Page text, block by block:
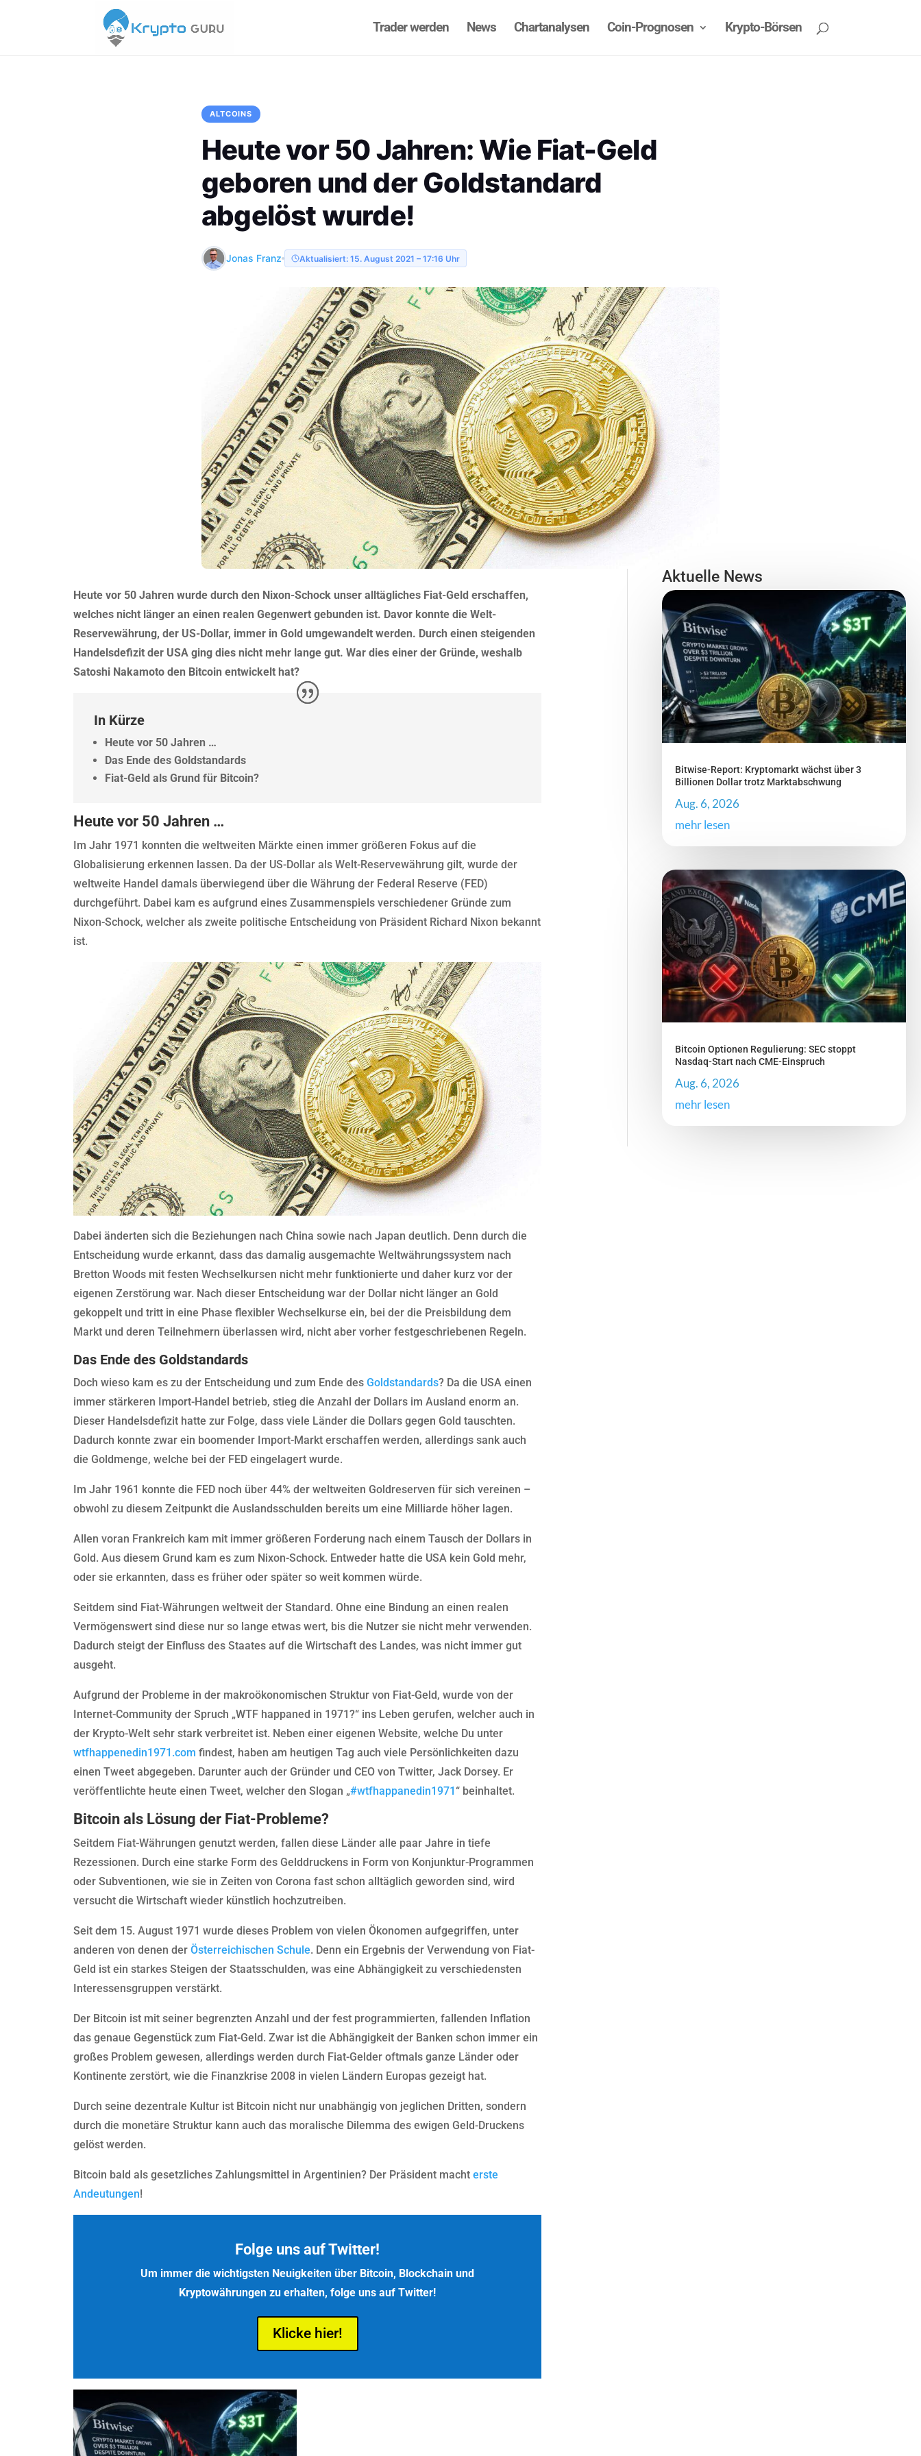
Trader werden News Chartanalysen Coin-Prognosen Krypto-Börsen
ALTCOINS
Heute vor 50 Jahren: Wie Fiat-Geld
geboren und der Goldstandard
abgelöst wurde!
Jonas Franz Aktualisiert: 15. August 2021 – 17:16 Uhr
Heute vor 50 Jahren wurde durch den Nixon-Schock unser alltägliches Fiat-Geld erschaffen,
welches nicht länger an einen realen Gegenwert gebunden ist. Davor konnte die Welt-
Reservewährung, der US-Dollar, immer in Gold umgewandelt werden. Durch einen steigenden
Handelsdefizit der USA ging dies nicht mehr lange gut. War dies einer der Gründe, weshalb
Satoshi Nakamoto den Bitcoin entwickelt hat?
In Kürze
Heute vor 50 Jahren …
Das Ende des Goldstandards
Fiat-Geld als Grund für Bitcoin?
Heute vor 50 Jahren …
Im Jahr 1971 konnten die weltweiten Märkte einen immer größeren Fokus auf die
Globalisierung erkennen lassen. Da der US-Dollar als Welt-Reservewährung gilt, wurde der
weltweite Handel damals überwiegend über die Währung der Federal Reserve (FED)
durchgeführt. Dabei kam es aufgrund eines Zusammenspiels verschiedener Gründe zum
Nixon-Schock, welcher als zweite politische Entscheidung von Präsident Richard Nixon bekannt
ist.
Dabei änderten sich die Beziehungen nach China sowie nach Japan deutlich. Denn durch die
Entscheidung wurde erkannt, dass das damalig ausgemachte Weltwährungssystem nach
Bretton Woods mit festen Wechselkursen nicht mehr funktionierte und daher kurz vor der
eigenen Zerstörung war. Nach dieser Entscheidung war der Dollar nicht länger an Gold
gekoppelt und tritt in eine Phase flexibler Wechselkurse ein, bei der die Preisbildung dem
Markt und deren Teilnehmern überlassen wird, nicht aber vorher festgeschriebenen Regeln.
Das Ende des Goldstandards
Doch wieso kam es zu der Entscheidung und zum Ende desGoldstandards? Da die USA einen
immer stärkeren Import-Handel betrieb, stieg die Anzahl der Dollars im Ausland enorm an.
Dieser Handelsdefizit hatte zur Folge, dass viele Länder die Dollars gegen Gold tauschten.
Dadurch konnte zwar ein boomender Import-Markt erschaffen werden, allerdings sank auch
die Goldmenge, welche bei der FED eingelagert wurde.
Im Jahr 1961 konnte die FED noch über 44% der weltweiten Goldreserven für sich vereinen –
obwohl zu diesem Zeitpunkt die Auslandsschulden bereits um eine Milliarde höher lagen.
Allen voran Frankreich kam mit immer größeren Forderung nach einem Tausch der Dollars in
Gold. Aus diesem Grund kam es zum Nixon-Schock. Entweder hatte die USA kein Gold mehr,
oder sie erkannten, dass es früher oder später so weit kommen würde.
Seitdem sind Fiat-Währungen weltweit der Standard. Ohne eine Bindung an einen realen
Vermögenswert sind diese nur so lange etwas wert, bis die Nutzer sie nicht mehr verwenden.
Dadurch steigt der Einfluss des Staates auf die Wirtschaft des Landes, was nicht immer gut
ausgeht.
Aufgrund der Probleme in der makroökonomischen Struktur von Fiat-Geld, wurde von der
Internet-Community der Spruch „WTF happaned in 1971?“ ins Leben gerufen, welcher auch in
der Krypto-Welt sehr stark verbreitet ist. Neben einer eigenen Website, welche Du unter
wtfhappenedin1971.com findest, haben am heutigen Tag auch viele Persönlichkeiten dazu
einen Tweet abgegeben. Darunter auch der Gründer und CEO von Twitter, Jack Dorsey. Er
veröffentlichte heute einen Tweet, welcher den Slogan „#wtfhappanedin1971 “ beinhaltet.
Bitcoin als Lösung der Fiat-Probleme?
Seitdem Fiat-Währungen genutzt werden, fallen diese Länder alle paar Jahre in tiefe
Rezessionen. Durch eine starke Form des Gelddruckens in Form von Konjunktur-Programmen
oder Subventionen, wie sie in Zeiten von Corona fast schon alltäglich geworden sind, wird
versucht die Wirtschaft wieder künstlich hochzutreiben.
Seit dem 15. August 1971 wurde dieses Problem von vielen Ökonomen aufgegriffen, unter
anderen von denen derÖsterreichischen Schule. Denn ein Ergebnis der Verwendung von Fiat-
Geld ist ein starkes Steigen der Staatsschulden, was eine Abhängigkeit zu verschiedensten
Interessensgruppen verstärkt.
Der Bitcoin ist mit seiner begrenzten Anzahl und der fest programmierten, fallenden Inflation
das genaue Gegenstück zum Fiat-Geld. Zwar ist die Abhängigkeit der Banken schon immer ein
großes Problem gewesen, allerdings werden durch Fiat-Gelder oftmals ganze Länder oder
Kontinente zerstört, wie die Finanzkrise 2008 in vielen Ländern Europas gezeigt hat.
Durch seine dezentrale Kultur ist Bitcoin nicht nur unabhängig von jeglichen Dritten, sondern
durch die monetäre Struktur kann auch das moralische Dilemma des ewigen Geld-Druckens
gelöst werden.
Bitcoin bald als gesetzliches Zahlungsmittel in Argentinien? Der Präsident machterste
Andeutungen!
Folge uns auf Twitter!
Um immer die wichtigsten Neuigkeiten über Bitcoin, Blockchain und
Kryptowährungen zu erhalten, folge uns auf Twitter!
Klicke hier!
Aktuelle News
Bitwise-Report: Kryptomarkt wächst über 3
Billionen Dollar trotz Marktabschwung
Aug. 6, 2026
mehr lesen
Bitcoin Optionen Regulierung: SEC stoppt
Nasdaq-Start nach CME-Einspruch
Aug. 6, 2026
mehr lesen